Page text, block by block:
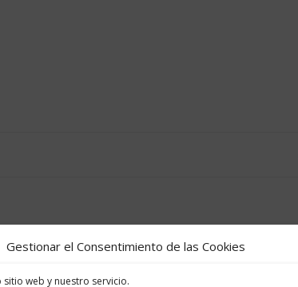
Gestionar el Consentimiento de las Cookies
web y nuestro servicio.